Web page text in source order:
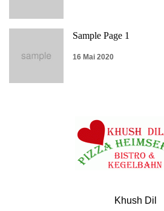
Sample Page 1
16 Mai 2020
Khush Dil